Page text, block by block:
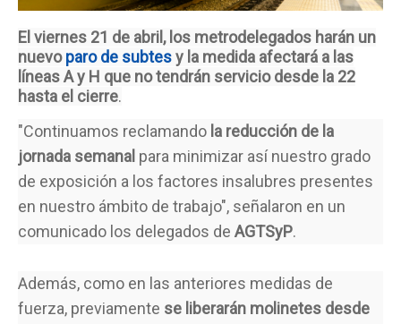
El viernes 21 de abril, los metrodelegados harán un
nuevoparo de subtesy la medida afectará a las
líneas A y H que no tendrán servicio desde la 22
hasta el cierre.
"Continuamos reclamando la reducción de la
jornada semanal para minimizar así nuestro grado
de exposición a los factores insalubres presentes
en nuestro ámbito de trabajo", señalaron en un
comunicado los delegados de AGTSyP.
Además, como en las anteriores medidas de
fuerza, previamente se liberarán molinetes desde